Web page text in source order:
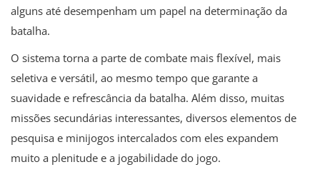
alguns até desempenham um papel na determinação da
batalha.
O sistema torna a parte de combate mais flexível, mais
seletiva e versátil, ao mesmo tempo que garante a
suavidade e refrescância da batalha. Além disso, muitas
missões secundárias interessantes, diversos elementos de
pesquisa e minijogos intercalados com eles expandem
muito a plenitude e a jogabilidade do jogo.